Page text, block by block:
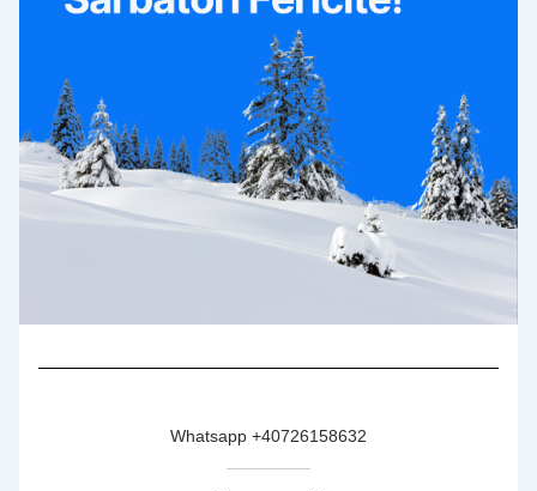
Whatsapp +40726158632